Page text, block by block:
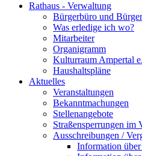
Rathaus - Verwaltung
Bürgerbüro und
Was erledige ich wo?
Mitarbeiter
Organigramm
Kulturraum Ampertal
Haushaltspläne
Aktuelles
Veranstaltungen
Bekanntmachungen
Stellenangebote
Straßensperrungen im
Ausschreibungen /
Information